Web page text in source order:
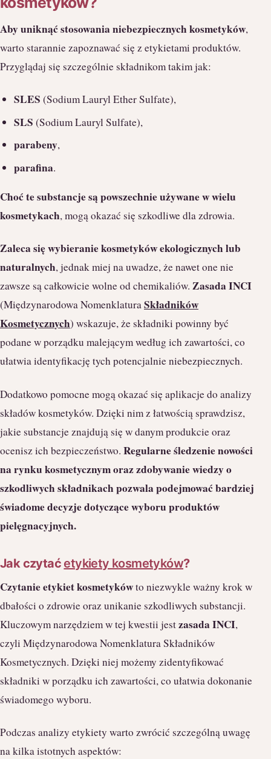
Aby uniknąć stosowania niebezpiecznych kosmetyków,
warto starannie zapoznawać się z etykietami produktów.
Przyglądaj się szczególnie składnikom takim jak:
SLES (Sodium Lauryl Ether Sulfate),
SLS (Sodium Lauryl Sulfate),
parabeny,
parafina.
Choć te substancje są powszechnie używane w wielu
kosmetykach, mogą okazać się szkodliwe dla zdrowia.
Zaleca się wybieranie kosmetyków ekologicznych lub
naturalnych, jednak miej na uwadze, że nawet one nie
zawsze są całkowicie wolne od chemikaliów. Zasada INCI
(Międzynarodowa NomenklaturaSkładników
Kosmetycznych) wskazuje, że składniki powinny być
podane w porządku malejącym według ich zawartości, co
ułatwia identyfikację tych potencjalnie niebezpiecznych.
Dodatkowo pomocne mogą okazać się aplikacje do analizy
składów kosmetyków. Dzięki nim z łatwością sprawdzisz,
jakie substancje znajdują się w danym produkcie oraz
ocenisz ich bezpieczeństwo. Regularne śledzenie nowości
na rynku kosmetycznym oraz zdobywanie wiedzy o
szkodliwych składnikach pozwala podejmować bardziej
świadome decyzje dotyczące wyboru produktów
pielęgnacyjnych.
Jak czytać etykiety kosmetyków?
Czytanie etykiet kosmetykówto niezwykle ważny krok w
dbałości o zdrowie oraz unikanie szkodliwych substancji.
Kluczowym narzędziem w tej kwestii jestzasada INCI,
czyli Międzynarodowa Nomenklatura Składników
Kosmetycznych. Dzięki niej możemy zidentyfikować
składniki w porządku ich zawartości, co ułatwia dokonanie
świadomego wyboru.
Podczas analizy etykiety warto zwrócić szczególną uwagę
na kilka istotnych aspektów: